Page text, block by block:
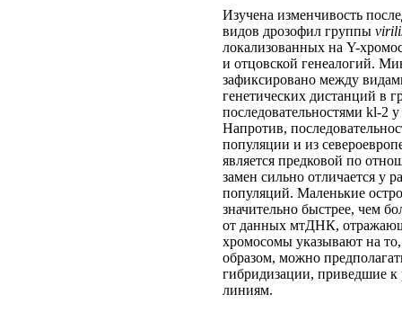
Изучена изменчивость
видов дрозофил группы
локализованных на Y-
и отцовской генеалогий.
зафиксировано между
генетических дистанций в
последовательностями kl-2
Напротив,
популяции и из
является предковой по
замен сильно отличается у
популяций. Маленькие
значительно быстрее, чем
от данных мтДНК,
хромосомы указывают на
образом, можно
гибридизации, приведшие к
линиям.